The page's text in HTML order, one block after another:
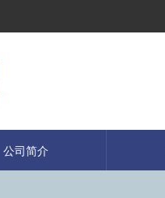
公司简介